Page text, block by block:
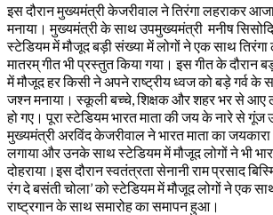
इस दौरान मुख्यमंत्री केजरीवाल ने तिरंगा लहराकर
मनाया। मुख्यमंत्री के साथ उपमुख्यमंत्री मनीष
स्टेडियम में मौजूद बड़ी संख्या में लोगों ने एक साथ तिरंगा
मातरम् गीत भी प्रस्तुत किया गया। इस गीत के दौरान
में मौजूद हर किसी ने अपने राष्ट्रीय ध्वज को बड़े गर्व
जश्न मनाया। स्कूली बच्चे, शिक्षक और शहर भर से आए
हो गए। पूरा स्टेडियम भारत माता की जय के नारे से गूंज
मुख्यमंत्री अरविंद केजरीवाल ने भारत माता का
लगाया और उनके साथ स्टेडियम में मौजूद लोगों ने भी
दोहराया।इस दौरान स्वतंत्रता सेनानी राम प्रसाद
रंग दे बसंती चोला’ को स्टेडियम में मौजूद लोगों ने एक
राष्ट्रगान के साथ समारोह का समापन हुआ।